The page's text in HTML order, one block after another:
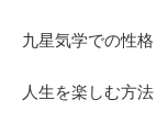
九星気学での性
人生を楽しむ方法